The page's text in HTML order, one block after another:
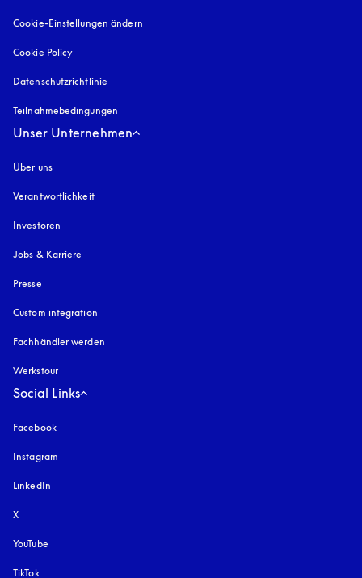
Cookie-Einstellungen ändern
Cookie Policy
Datenschutzrichtlinie
Teilnahmebedingungen
Unser Unternehmen
Über uns
Verantwortlichkeit
Investoren
Jobs & Karriere
Presse
Custom integration
Fachhändler werden
Werkstour
Social Links
Facebook
Instagram
LinkedIn
X
YouTube
TikTok